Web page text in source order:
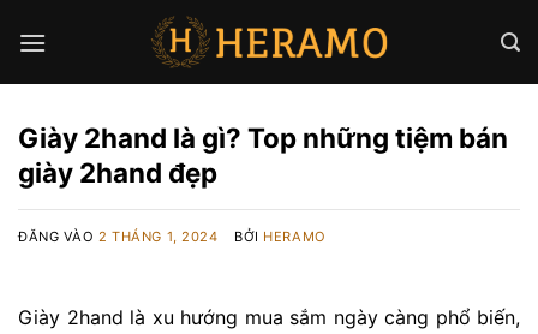
qua
Giày 2hand là gì? Top những tiệm bán
giày 2hand đẹp
ĐĂNG VÀO2 THÁNG 1, 2024 BỞI HERAMO
Giày 2hand là xu hướng mua sắm ngày càng phổ biến,